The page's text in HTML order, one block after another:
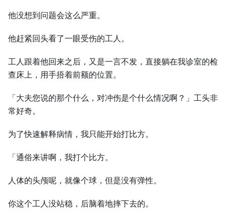
他没想到问题会这么严重。
他赶紧回头看了一眼受伤的工人。
工人跟着他回来之后，又是一言不发，直接躺在我诊室的检
查床上，用手捂着前额的位置。
「大夫您说的那个什么，对冲伤是个什么情况啊？」工头非
常好奇。
为了快速解释病情，我只能开始打比方。
「通俗来讲啊，我打个比方。
人体的头颅呢，就像个球，但是没有弹性。
你这个工人没站稳，后脑着地摔下去的。